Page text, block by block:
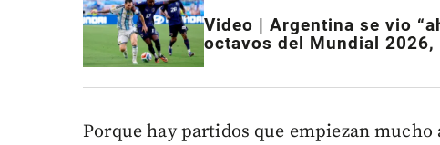
Video | Argentina se vio
octavos del Mundial 2026,
Porque hay partidos que empiezan